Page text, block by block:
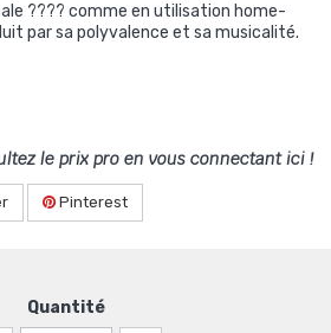
???? comme en utilisation home-
par sa polyvalence et sa musicalité.
le prix pro en vous connectant ici !
Pinterest
Quantité